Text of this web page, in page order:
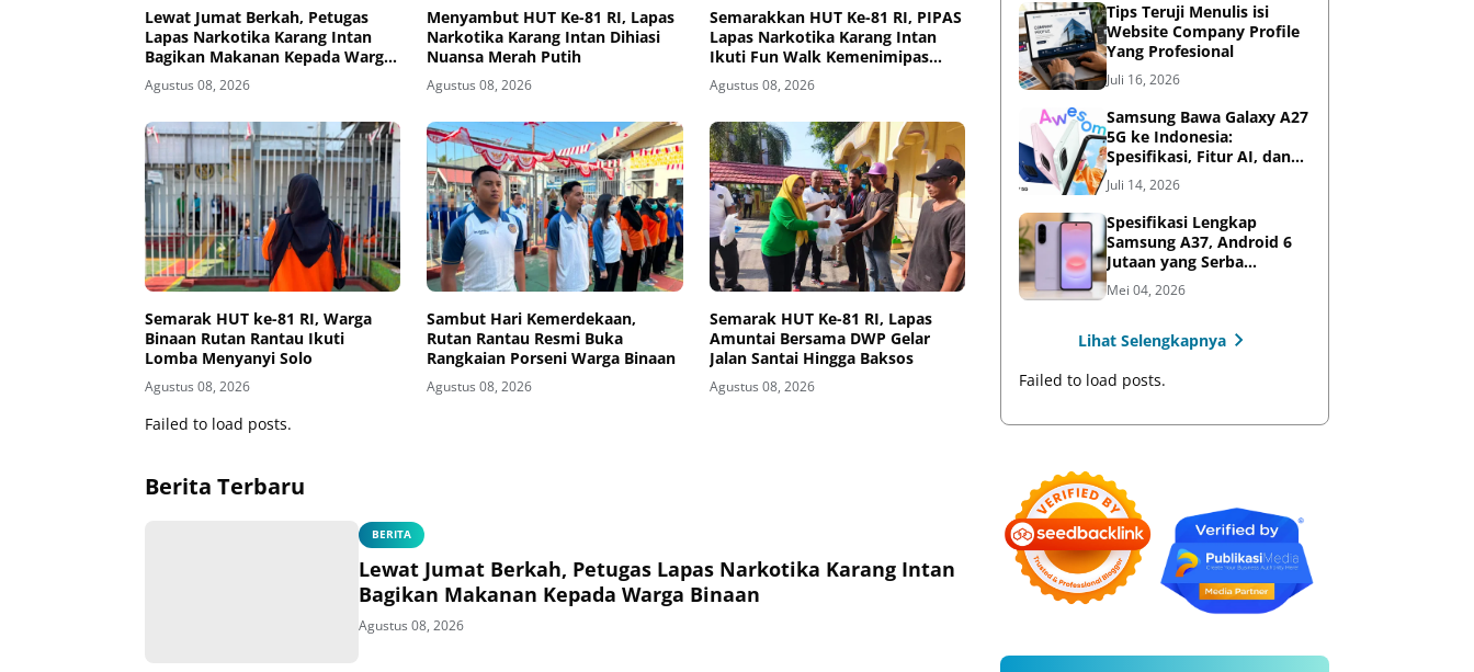
Lewat Jumat Berkah, Petugas
Lapas Narkotika Karang Intan
Bagikan Makanan Kepada Warga
Binaan
Agustus 08, 2026
Menyambut HUT Ke-81 RI, Lapas
Narkotika Karang Intan Dihiasi
Nuansa Merah Putih
Agustus 08, 2026
Semarakkan HUT Ke-81 RI, PIPAS
Lapas Narkotika Karang Intan
Ikuti Fun Walk Kemenimipas
Kalsel
Agustus 08, 2026
Semarak HUT ke-81 RI, Warga
Binaan Rutan Rantau Ikuti
Lomba Menyanyi Solo
Agustus 08, 2026
Sambut Hari Kemerdekaan,
Rutan Rantau Resmi Buka
Rangkaian Porseni Warga Binaan
Agustus 08, 2026
Semarak HUT Ke-81 RI, Lapas
Amuntai Bersama DWP Gelar
Jalan Santai Hingga Baksos
Agustus 08, 2026
Failed to load posts.
Berita Terbaru
BERITA
Lewat Jumat Berkah, Petugas Lapas Narkotika Karang Intan
Bagikan Makanan Kepada Warga Binaan
Agustus 08, 2026
Tips Teruji Menulis isi
Website Company Profile
Yang Profesional
Juli 16, 2026
Samsung Bawa Galaxy A27
5G ke Indonesia:
Spesifikasi, Fitur AI, dan
Harga Resmi
Juli 14, 2026
Spesifikasi Lengkap
Samsung A37, Android 6
Jutaan yang Serba
Lengkap
Mei 04, 2026
Lihat Selengkapnya
Failed to load posts.